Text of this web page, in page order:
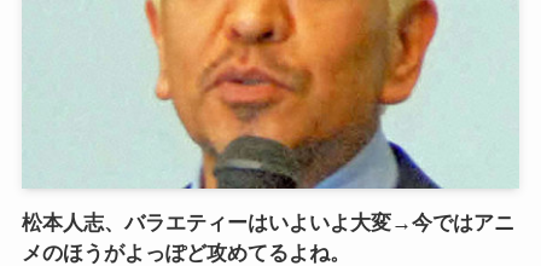
松本人志、バラエティーはいよいよ大変→今ではアニ
メのほうがよっぽど攻めてるよね。